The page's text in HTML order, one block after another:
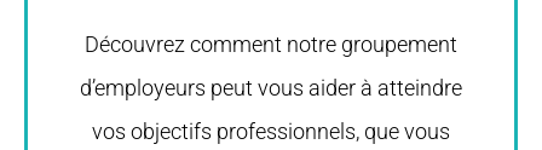
Découvrez comment notre groupement
d’employeurs peut vous aider à atteindre
vos objectifs professionnels, que vous